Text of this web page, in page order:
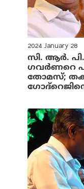
2024 January 28
സി. ആര്‍.
ഗവര്‍ണറെ
തോമസ്;